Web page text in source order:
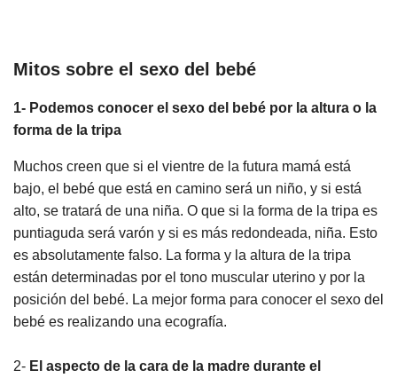
Mitos sobre el sexo del bebé
1- Podemos conocer el sexo del bebé por la altura o la
forma de la tripa
Muchos creen que si el vientre de la futura mamá está
bajo, el bebé que está en camino será un niño, y si está
alto, se tratará de una niña. O que si la forma de la tripa es
puntiaguda será varón y si es más redondeada, niña. Esto
es absolutamente falso. La forma y la altura de la tripa
están determinadas por el tono muscular uterino y por la
posición del bebé. La mejor forma para conocer el sexo del
bebé es realizando una ecografía.
2- El aspecto de la cara de la madre durante el